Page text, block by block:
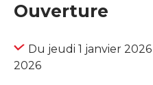
Ouverture
Du jeudi 1 janvier
2026